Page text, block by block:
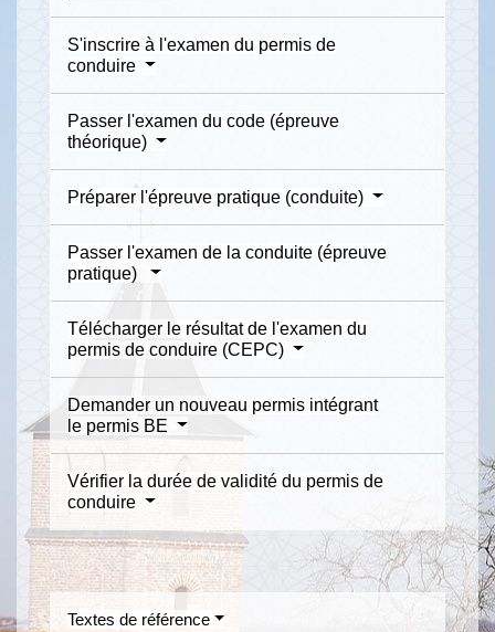
S'inscrire à l'examen du permis de
conduire
Passer l'examen du code (épreuve
théorique)
Préparer l'épreuve pratique (conduite)
Passer l'examen de la conduite (épreuve
pratique)
Télécharger le résultat de l'examen du
permis de conduire (CEPC)
Demander un nouveau permis intégrant
le permis BE
Vérifier la durée de validité du permis de
conduire
Textes de référence